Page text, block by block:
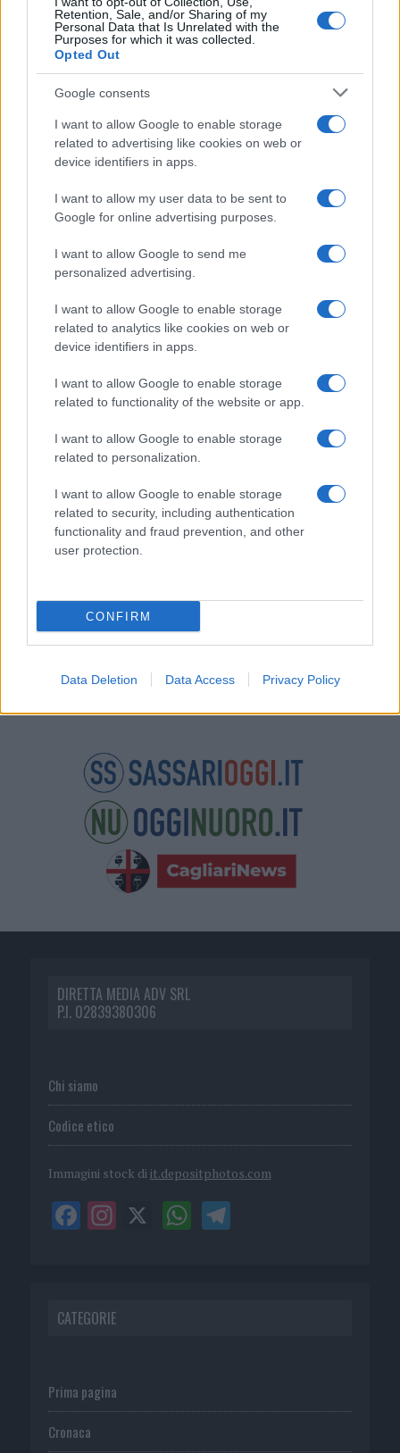
Retention, Sale, and/or Sharing of my
Personal Data that Is Unrelated with the
Purposes for which it was collected.
Opted Out
Google consents
I want to allow Google to enable storage
related to advertising like cookies on web or
device identifiers in apps.
I want to allow my user data to be sent to
Google for online advertising purposes.
I want to allow Google to send me
personalized advertising.
I want to allow Google to enable storage
related to analytics like cookies on web or
device identifiers in apps.
I want to allow Google to enable storage
related to functionality of the website or app.
I want to allow Google to enable storage
related to personalization.
I want to allow Google to enable storage
related to security, including authentication
functionality and fraud prevention, and other
user protection.
CONFIRM
Data Deletion Data Access Privacy Policy
Invia un Comunicato Stampa
Vuoi rimanere sempre aggiornato?
Iscriviti alla newsletter di Gallura Oggi e ricevi le nostre
email periodiche contenenti le ultime notizie pubblicate
sul sito web!
Privacy
Utilizziamo Mailchimp come piattaforma di
tue informazioni siano trasferite a Mailchimp per
l'elaborazione.
Leggi qui l'informativa sulla privacy
di Mailchimp.
Potrai annullare l'iscrizione in qualsiasi momento
facendo clic sul collegamento nel piè di pagina delle
DIRETTA MEDIA ADV SRL
P.I. 02839380306
Chi siamo
Codice etico
Immagini stock di it.depositphotos.com
CATEGORIE
Prima pagina
Cronaca